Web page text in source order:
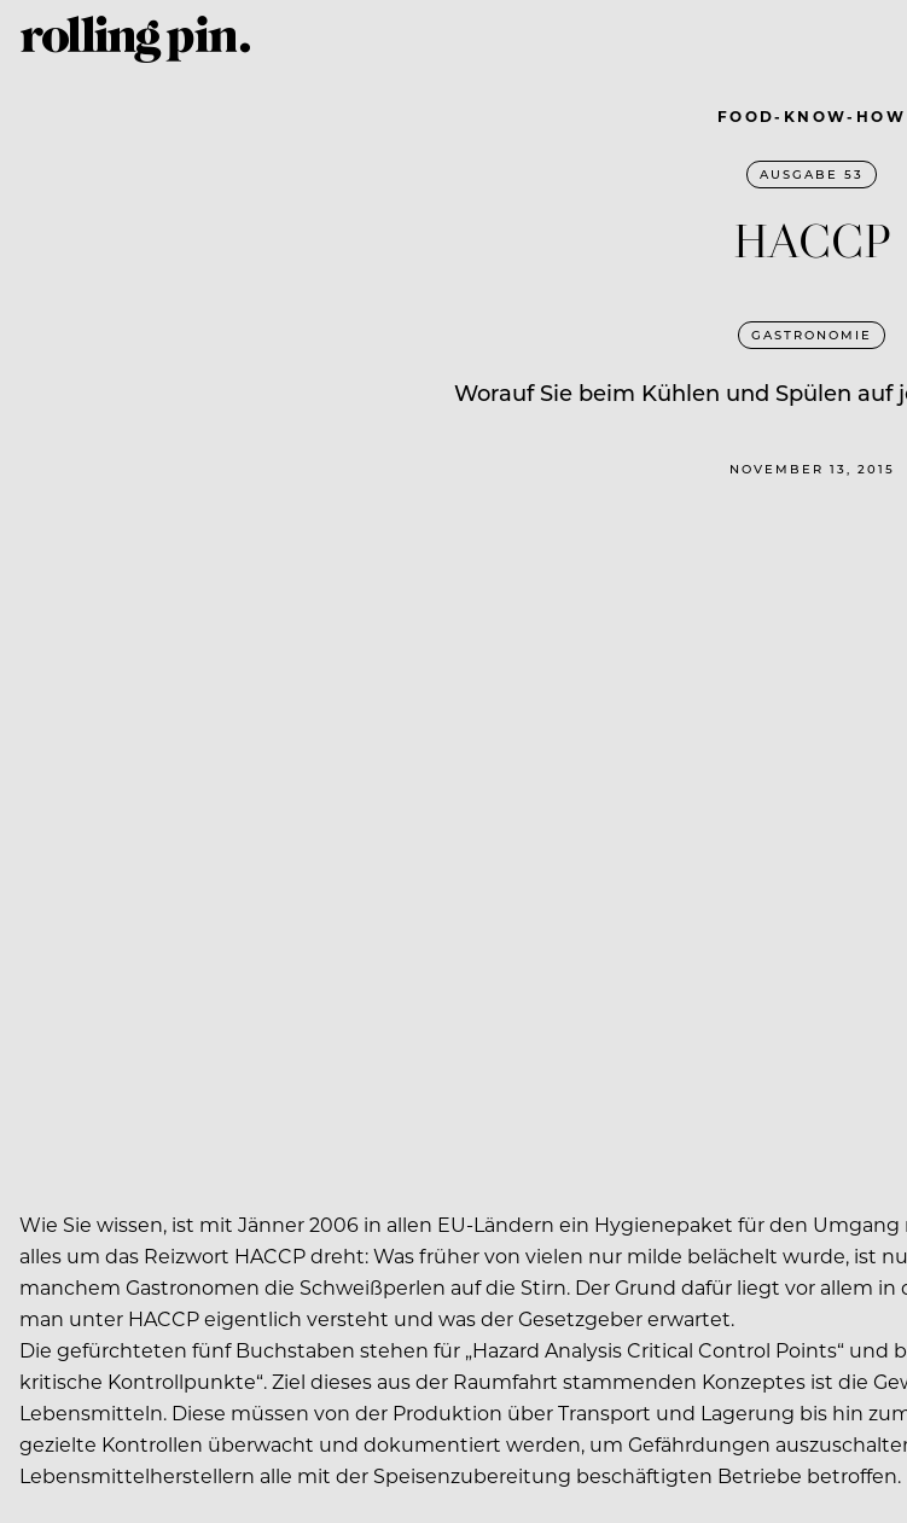
FOOD-KNOW-HOW
AUSGABE 53
HACCP
GASTRONOMIE
Worauf Sie beim Kühlen und Spülen auf
NOVEMBER 13, 2015
Wie Sie wissen, ist mit Jänner 2006 in allen EU-Ländern ein Hygienepaket für den
alles um das Reizwort HACCP dreht: Was früher von vielen nur milde belächelt wurde, ist
manchem Gastronomen die Schweißperlen auf die Stirn. Der Grund dafür liegt vor allem
man unter HACCP eigentlich versteht und was der Gesetzgeber erwartet.
Die gefürchteten fünf Buchstaben stehen für „Hazard Analysis Critical Control Points“ und
kritische Kontrollpunkte“. Ziel dieses aus der Raumfahrt stammenden Konzeptes ist die
Lebensmitteln. Diese müssen von der Produktion über Transport und Lagerung bis hin
gezielte Kontrollen überwacht und dokumentiert werden, um Gefährdungen
Lebensmittelherstellern alle mit der Speisenzubereitung beschäftigten Betriebe betroffen.